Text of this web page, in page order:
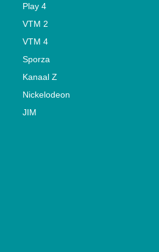
Play 4
VTM 2
VTM 4
Sporza
Kanaal Z
Nickelodeon
JIM